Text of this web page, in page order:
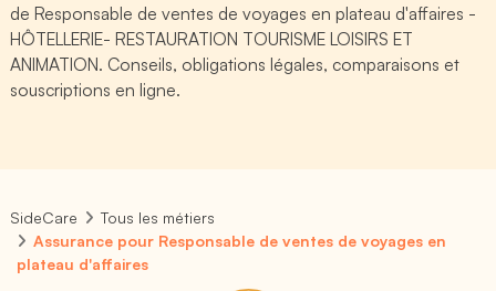
de Responsable de ventes de voyages en plateau d'affaires -
HÔTELLERIE- RESTAURATION TOURISME LOISIRS ET
ANIMATION. Conseils, obligations légales, comparaisons et
souscriptions en ligne.
SideCare
Tous les métiers
Assurance pour Responsable de ventes de voyages en
plateau d'affaires